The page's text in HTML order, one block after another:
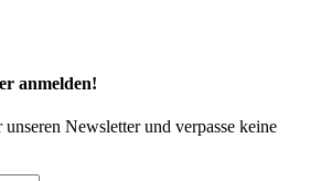
anmelden!
Newsletter und verpasse keine